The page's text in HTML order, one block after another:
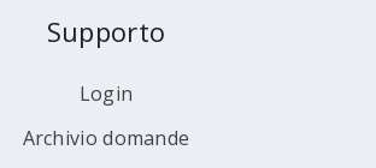
Supporto
Login
Archivio domande